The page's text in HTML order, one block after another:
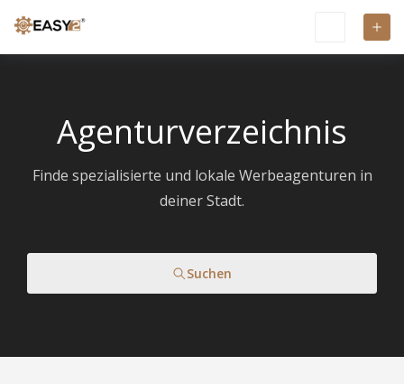
Agenturverzeichnis
Finde spezialisierte und lokale Werbeagenturen in
deiner Stadt.
Suchen